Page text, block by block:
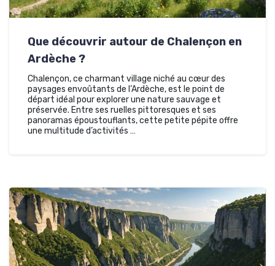
Que découvrir autour de Chalençon en
Ardèche ?
Chalençon, ce charmant village niché au cœur des
paysages envoûtants de l’Ardèche, est le point de
départ idéal pour explorer une nature sauvage et
préservée. Entre ses ruelles pittoresques et ses
panoramas époustouflants, cette petite pépite offre
une multitude d’activités …